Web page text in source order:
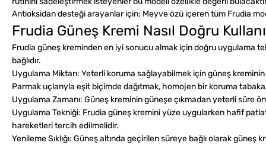
Antioksidan desteği arayanlar için: Meyve özü içeren tüm Frudia
Frudia Güneş Kremi Nasıl Doğru
Frudia güneş kreminden en iyi sonucu almak için doğru uygulama
bağlıdır.
Uygulama Miktarı: Yeterli koruma sağlayabilmek için güneş
Parmak uçlarıyla eşit biçimde dağıtmak, homojen bir koruma
Uygulama Zamanı: Güneş kreminin güneşe çıkmadan yeterli süre
Uygulama Tekniği: Frudia güneş kremini yüze uygularken hafif
hareketleri tercih edilmelidir.
Yenileme Sıklığı: Güneş altında geçirilen süreye bağlı olarak güneş